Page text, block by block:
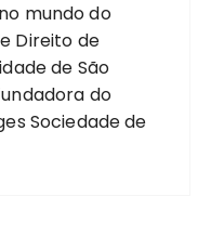
mundo do
Direito de
de São
do
Sociedade de